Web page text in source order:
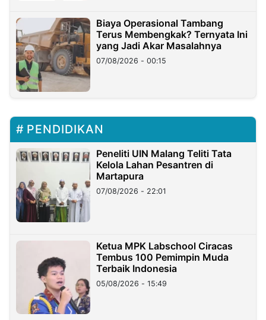
Biaya Operasional Tambang
Terus Membengkak? Ternyata Ini
yang Jadi Akar Masalahnya
07/08/2026 - 00:15
PENDIDIKAN
Peneliti UIN Malang Teliti Tata
Kelola Lahan Pesantren di
Martapura
07/08/2026 - 22:01
Ketua MPK Labschool Ciracas
Tembus 100 Pemimpin Muda
Terbaik Indonesia
05/08/2026 - 15:49